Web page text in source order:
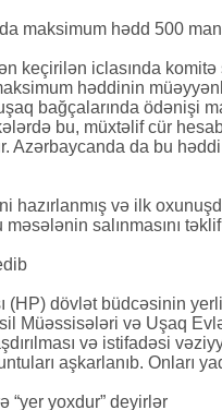
maksimum hədd 500
keçirilən iclasında
həddinin
bağçalarında ödənişi
bu, müxtəlif cür
Azərbaycanda da bu
hazırlanmış və ilk
salınmasını
(HP) dövlət büdcəsinin
Müəssisələri və Uşaq
və istifadəsi
aşkarlanıb. Onları
“yer yoxdur” deyirlər